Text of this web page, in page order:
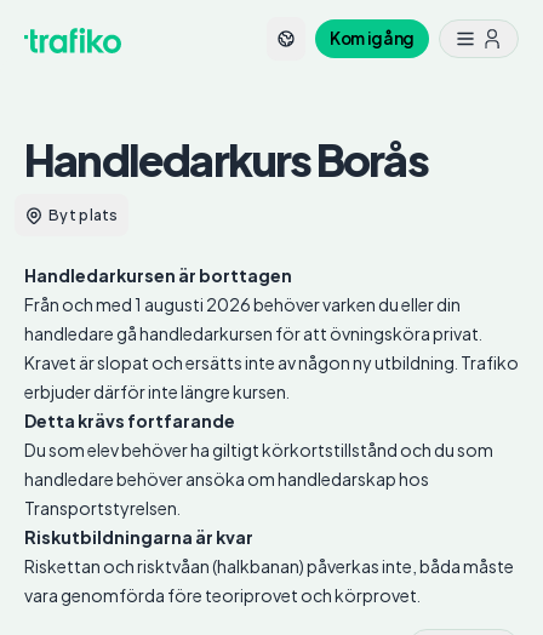
Kom igång
HandledarkursBorås
Byt plats
Handledarkursen är borttagen
Från och med 1 augusti 2026 behöver varken du eller din
handledare gå handledarkursen för att övningsköra privat.
Kravet är slopat och ersätts inte av någon ny utbildning. Trafiko
erbjuder därför inte längre kursen.
Detta krävs fortfarande
Du som elev behöver ha giltigt körkortstillstånd och du som
handledare behöver ansöka om handledarskap hos
Transportstyrelsen.
Riskutbildningarna är kvar
Riskettan och risktvåan (halkbanan) påverkas inte, båda måste
vara genomförda före teoriprovet och körprovet.